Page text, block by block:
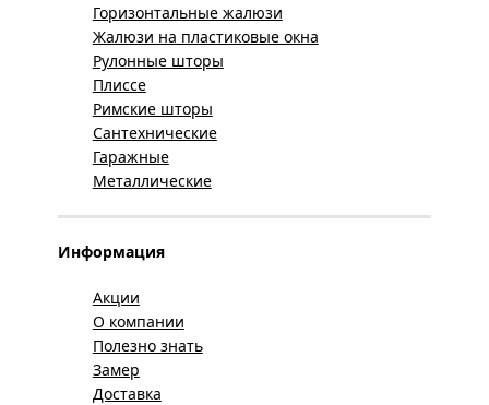
Горизонтальные жалюзи
Жалюзи на пластиковые окна
Рулонные шторы
Плиссе
Римские шторы
Сантехнические
Гаражные
Металлические
Информация
Акции
О компании
Полезно знать
Замер
Доставка